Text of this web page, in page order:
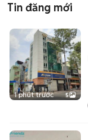
Tin đăng mới
1 phút trước 5